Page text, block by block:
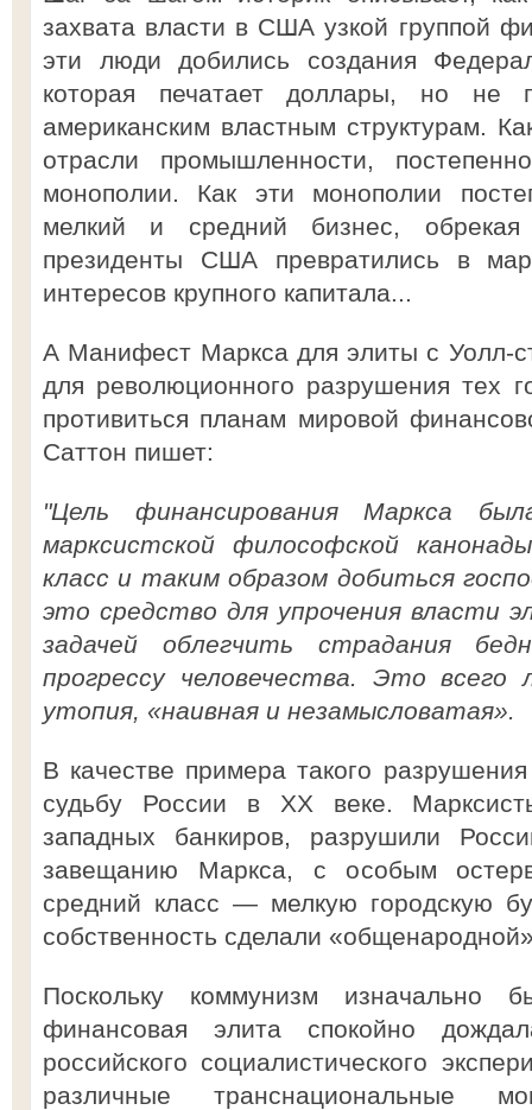
захвата власти в США узкой группой
эти люди добились создания
которая печатает доллары, но не
американским властным структурам.
отрасли промышленности,
монополии. Как эти монополии
мелкий и средний бизнес,
президенты США превратились в
интересов крупного капитала...
А Манифест Маркса для элиты с Уолл-
для революционного разрушения тех
противиться планам мировой
Саттон пишет:
"Цель финансирования Маркса
марксистской философской
класс и таким образом добиться
это средство для упрочения власти
задачей облегчить страдания
прогрессу человечества. Это
утопия, «наивная и незамысловатая».
В качестве примера такого
судьбу России в XX веке.
западных банкиров, разрушили
завещанию Маркса, с особым
средний класс — мелкую городскую
собственность сделали
Поскольку коммунизм изначально
финансовая элита спокойно
российского социалистического
различные транснациональные